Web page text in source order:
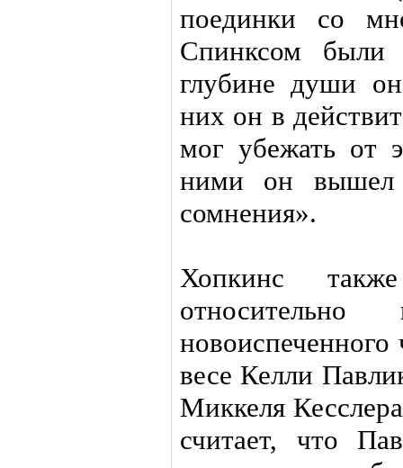
поединки со
Спинксом
глубине души
них он в
мог убежать от
ними он
сомнения».
Хопкинс
относительно
весе Келли
Миккеля
считает, что